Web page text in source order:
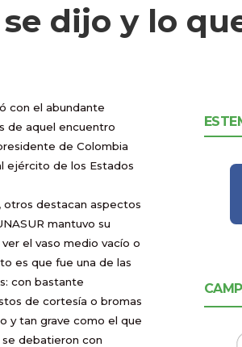
dijo y lo
con el abundante
de aquel encuentro
de Colombia
ejército de los Estados
otros destacan aspectos
mantuvo su
el vaso medio vacío o
es que fue una de las
con bastante
de cortesía o bromas
y tan grave como el que
debatieron con